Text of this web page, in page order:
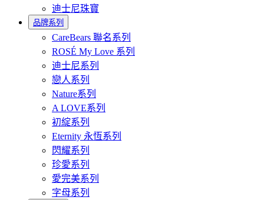
迪士尼珠寶
品牌系列
CareBears 聯名系列
ROSÉ My Love 系列
迪士尼系列
戀人系列
Nature系列
A LOVE系列
初綻系列
Eternity 永恆系列
閃耀系列
珍愛系列
愛完美系列
字母系列